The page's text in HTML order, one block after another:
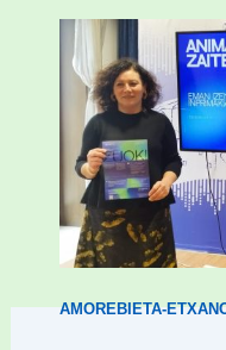
Amorebietak
bultzatu du
AMOREBIETA-